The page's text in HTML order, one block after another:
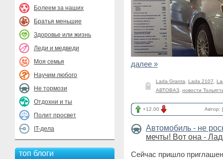
Болеем за наших
Братья меньшие
Здоровье или жизнь
Леди и медведи
Моя семья
Научим любого
Не тормози
Отдохни и ты
Полит просвет
IT-дела
топ блоги
далее »
Lada Granta Lada 2107
АВТОВАЗ новости
+12.00 Автор:
Автомобиль - не
мечты! Вот она -
Сейчас пришло